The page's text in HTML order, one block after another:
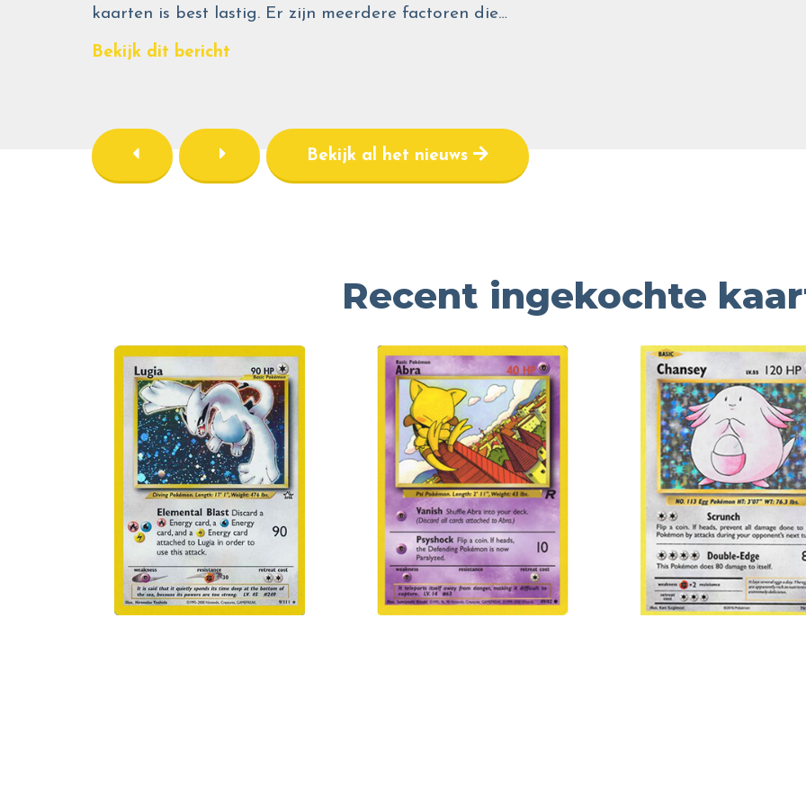
kaarten is best lastig. Er zijn meerdere factoren die…
Bekijk dit bericht
Bekijk al het nieuws
Recent ingekochte